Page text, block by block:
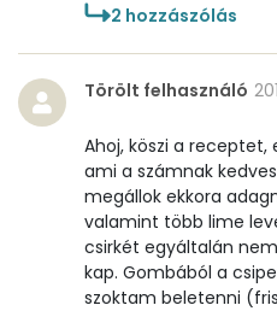
2 hozzászólás
Törölt felhasználó
Ahoj, köszi a receptet,
ami a számnak
megállok ekkora
valamint több lime
csirkét egyáltalán
kap. Gombából a
szoktam beletenni